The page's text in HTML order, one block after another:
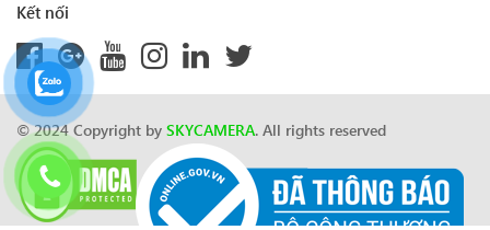
Kết nối
© 2024 Copyright by SKYCAMERA. All rights reserved